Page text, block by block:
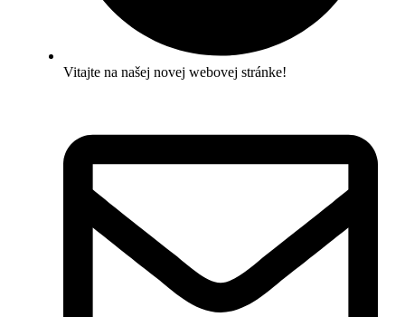
Vitajte na našej novej webovej stránke!